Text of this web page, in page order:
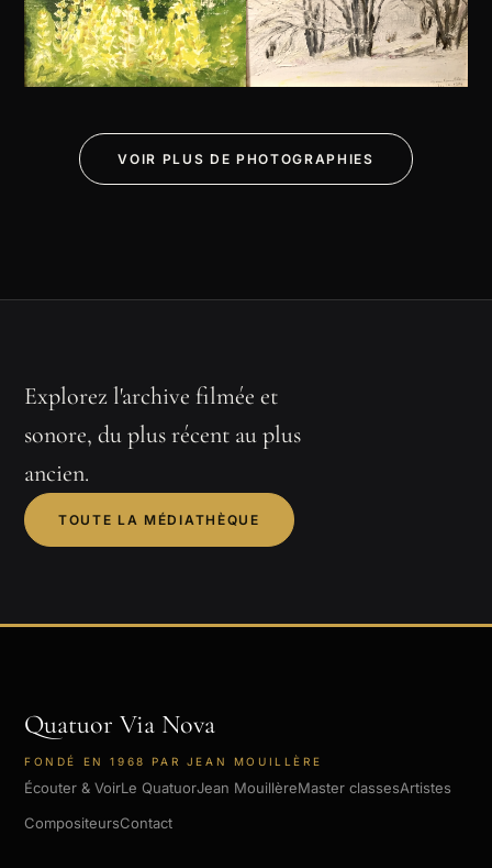
VOIR PLUS DE PHOTOGRAPHIES
Explorez l'archive filmée et
sonore, du plus récent au plus
ancien.
TOUTE LA MÉDIATHÈQUE
Quatuor Via Nova
FONDÉ EN 1968 PAR JEAN MOUILLÈRE
Écouter & VoirLe QuatuorJean MouillèreMaster classesArtistes
CompositeursContact